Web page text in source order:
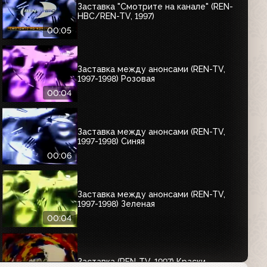
00:05
Заставка "Смотрите на канале" (REN-
HBC/REN-TV, 1997)
00:04
Заставка между анонсами (REN-TV,
1997-1998) Розовая
00:06
Заставка между анонсами (REN-TV,
1997-1998) Синяя
00:04
Заставка между анонсами (REN-TV,
1997-1998) Зеленая
Заставка (REN-TV, 1997) Краски